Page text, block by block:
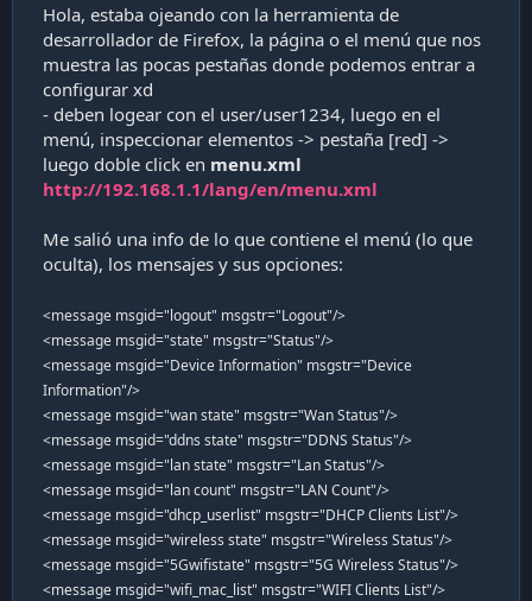
Hola, estaba ojeando con la herramienta de
desarrollador de Firefox, la página o el menú que nos
muestra las pocas pestañas donde podemos entrar a
configurar xd
- deben logear con el user/user1234, luego en el
menú, inspeccionar elementos -> pestaña [red] ->
luego doble click en menu.xml
http://192.168.1.1/lang/en/menu.xml
Me salió una info de lo que contiene el menú (lo que
oculta), los mensajes y sus opciones:
<message msgid="logout" msgstr="Logout"/>
<message msgid="state" msgstr="Status"/>
<message msgid="Device Information" msgstr="Device
Information"/>
<message msgid="wan state" msgstr="Wan Status"/>
<message msgid="ddns state" msgstr="DDNS Status"/>
<message msgid="lan state" msgstr="Lan Status"/>
<message msgid="lan count" msgstr="LAN Count"/>
<message msgid="dhcp_userlist" msgstr="DHCP Clients List"/>
<message msgid="wireless state" msgstr="Wireless Status"/>
<message msgid="5Gwifistate" msgstr="5G Wireless Status"/>
<message msgid="wifi_mac_list" msgstr="WIFI Clients List"/>